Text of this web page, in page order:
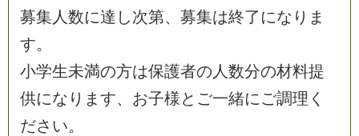
募集 人数に達 し次第、 募集は終了 にな り ま
す。
小学生未満の方は保護者の 人数分の材料提
供にな り ま す、 お子様と ご一緒にご調理 く
ださ い。